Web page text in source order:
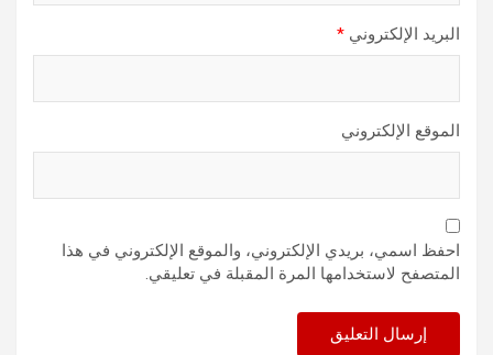
البريد الإلكتروني *
الموقع الإلكتروني
احفظ اسمي، بريدي الإلكتروني، والموقع الإلكتروني في هذا
المتصفح لاستخدامها المرة المقبلة في تعليقي.